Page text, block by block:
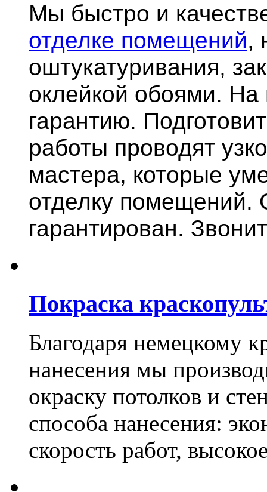
Мы быстро и
отделке помещений,
оштукатуривания,
оклейкой обоями.
гарантию.
работы проводят
мастера, которые
отделку помещений.
гарантирован.
Покраска
Благодаря немецкому
нанесения мы
окраску потолков и
способа нанесения:
скорость работ,